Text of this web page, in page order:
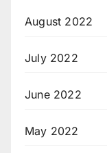
August 2022
July 2022
June 2022
May 2022